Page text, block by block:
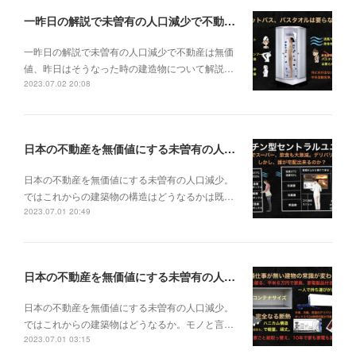
一昨日の解説で未曽有の人口減少で不動産は無価値、昨日はそうなった時の建造物について解説、今日からはその設備について解説をして行く。
一昨日の解説で未曽有の人口減少で不動産は無価
値、昨日はそうなった時の建造物について解説…
2023.07.02 20:08
日本の不動産を無価値にする未曽有の人口減少。ではこれからの建築物の構造はどうなるかは既に解説した。今はその内部の内容。その1
日本の不動産を無価値にする未曽有の人口減少。
ではこれからの建築物の構造はどうなるかは既…
2023.07.01 20:49
日本の不動産を無価値にする未曽有の人口減少。ではこれからの建築物はどうなるか。
日本の不動産を無価値にする未曽有の人口減少。
ではこれからの建築物はどうなるか。モノと言…
2023.07.01 03:15